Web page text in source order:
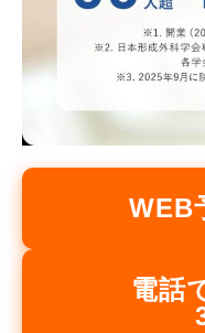
WEB
電話